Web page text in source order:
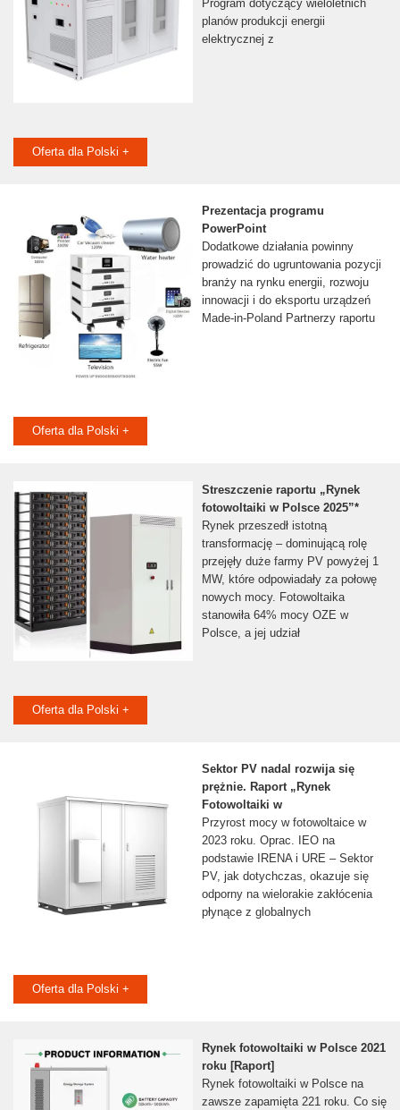
Program dotyczący wieloletnich
planów produkcji energii
elektrycznej z
Oferta dla Polski +
Prezentacja programu
PowerPoint
Dodatkowe działania powinny
prowadzić do ugruntowania pozycji
branży na rynku energii, rozwoju
innowacji i do eksportu urządzeń
Made-in-Poland Partnerzy raportu
Oferta dla Polski +
Streszczenie raportu „Rynek
fotowoltaiki w Polsce 2025”*
Rynek przeszedł istotną
transformację – dominującą rolę
przejęły duże farmy PV powyżej 1
MW, które odpowiadały za połowę
nowych mocy. Fotowoltaika
stanowiła 64% mocy OZE w
Polsce, a jej udział
Oferta dla Polski +
Sektor PV nadal rozwija się
prężnie. Raport „Rynek
Fotowoltaiki w
Przyrost mocy w fotowoltaice w
2023 roku. Oprac. IEO na
podstawie IRENA i URE – Sektor
PV, jak dotychczas, okazuje się
odporny na wielorakie zakłócenia
płynące z globalnych
Oferta dla Polski +
Rynek fotowoltaiki w Polsce 2021
roku [Raport]
Rynek fotowoltaiki w Polsce na
zawsze zapamięta 221 roku. Co się